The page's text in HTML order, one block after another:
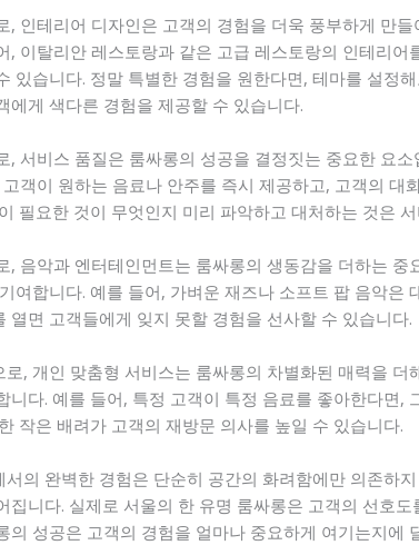
, 인테리어 디자인은 고객의 경험을 더욱 풍부하게 만
, 이탈리안 레스토랑과 같은 고급 레스토랑의 인테리
있습니다. 정말 특별한 경험을 원한다면, 테마를 설정
에게 색다른 경험을 제공할 수 있습니다.
, 서비스 품질은 룸싸롱의 성공을 결정짓는 중요한 요
객이 원하는 음료나 안주를 즉시 제공하고, 고객의
필요한 것이 무엇인지 미리 파악하고 대처하는 것은
, 음악과 엔터테인먼트는 룸싸롱의 생동감을 더하는
여합니다. 예를 들어, 가벼운 재즈나 소프트 팝 음악은
열면 고객들에게 잊지 못할 경험을 선사할 수 있습니다.
로, 개인 맞춤형 서비스는 룸싸롱의 차별화된 매력을
니다. 예를 들어, 특정 고객이 특정 음료를 좋아한다면
작은 배려가 고객의 재방문 의사를 높일 수 있습니다.
서의 완벽한 경험은 단순히 공간의 화려함에만 의존하
집니다. 실제로 서울의 한 유명 룸싸롱은 고객의 선호
의 성공은 고객의 경험을 얼마나 중요하게 여기는지에